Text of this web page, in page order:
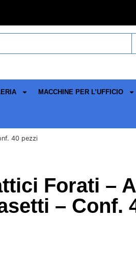
MACCHINE PER L’UFFICIO
40 pezzi
Forati –
– Conf.